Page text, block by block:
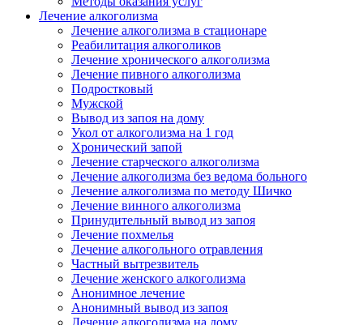
Лечение алкоголизма
Лечение алкоголизма в стационаре
Реабилитация алкоголиков
Лечение хронического алкоголизма
Лечение пивного алкоголизма
Подростковый
Мужской
Вывод из запоя на дому
Укол от алкоголизма на 1 год
Хронический запой
Лечение старческого алкоголизма
Лечение алкоголизма без ведома больного
Лечение алкоголизма по методу Шичко
Лечение винного алкоголизма
Принудительный вывод из запоя
Лечение похмелья
Лечение алкогольного отравления
Частный вытрезвитель
Лечение женского алкоголизма
Анонимное лечение
Анонимный вывод из запоя
Лечение алкоголизма на дому